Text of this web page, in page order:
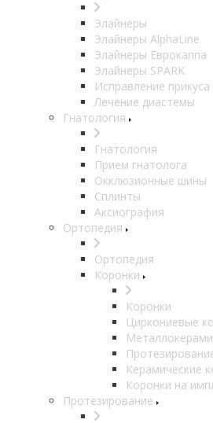
Элайнеры
Элайнеры AlphaLine
Элайнеры Еврокаппа
Элайнеры SPARK
Исправление прикуса
Лечение диастемы
Гнатология
Гнатология
Прием гнатолога
Окклюзионные шины
Сплинты
Аксиография
Ортопедия
Ортопедия
Коронки
Коронки
Циркониевые
Керамические
Коронки на
Протезирование